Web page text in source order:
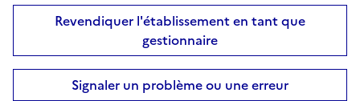
Revendiquer l'établissement en tant que
gestionnaire
Signaler un problème ou une erreur